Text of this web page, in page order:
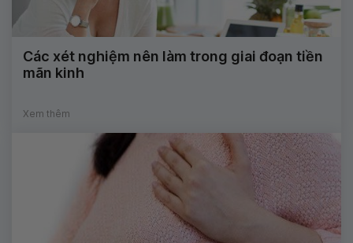
Các xét nghiệm nên làm trong giai đoạn tiền
mãn kinh
Xem thêm